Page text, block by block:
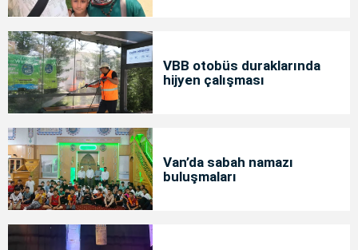
VBB otobüs duraklarında
hijyen çalışması
Van’da sabah namazı
buluşmaları